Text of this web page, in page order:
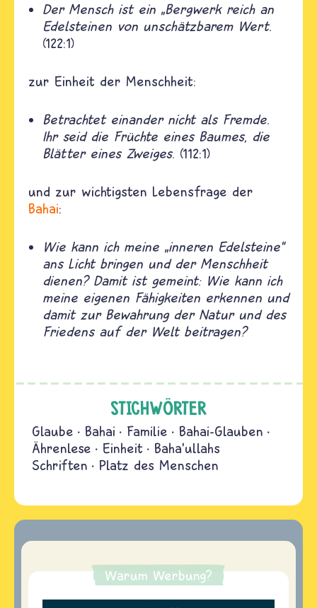
Der Mensch ist ein „Bergwerk reich an
Edelsteinen von unschätzbarem Wert.
(122:1)
zur Einheit der Menschheit:
Betrachtet einander nicht als Fremde.
Ihr seid die Früchte eines Baumes, die
Blätter eines Zweiges. (112:1)
und zur wichtigsten Lebensfrage der
Bahai:
Wie kann ich meine „inneren Edelsteine“
ans Licht bringen und der Menschheit
dienen? Damit ist gemeint: Wie kann ich
meine eigenen Fähigkeiten erkennen und
damit zur Bewahrung der Natur und des
Friedens auf der Welt beitragen?
STICHWÖRTER
Glaube Bahai Familie
Bahai-Glauben
Ährenlese
Einheit
Baha'ullahs
Schriften
Platz des Menschen
Warum Werbung?